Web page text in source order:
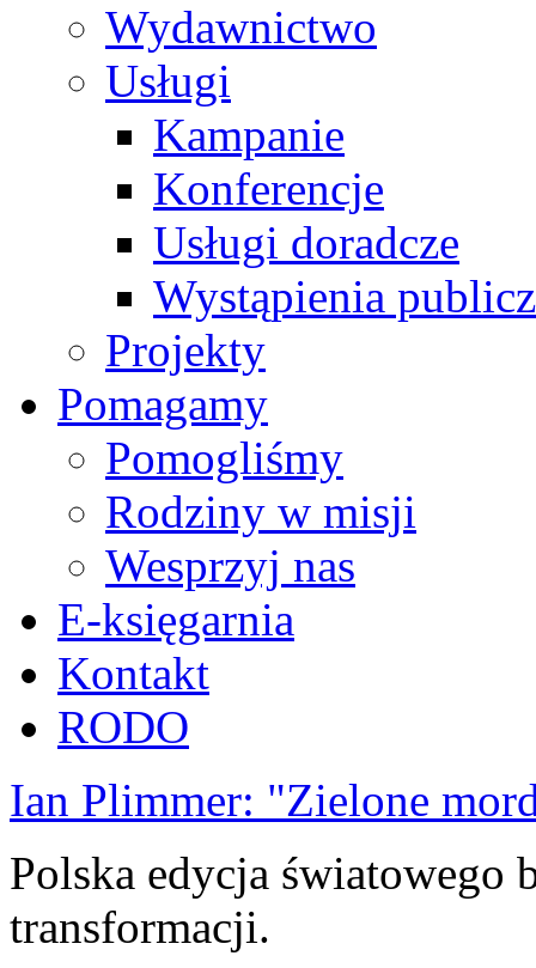
Wydawnictwo
Usługi
Kampanie
Konferencje
Usługi doradcze
Wystąpienia
Projekty
Pomagamy
Pomogliśmy
Rodziny w misji
Wesprzyj nas
E-księgarnia
Kontakt
RODO
Ian Plimmer: "Zielone
Polska edycja światowego
transformacji.